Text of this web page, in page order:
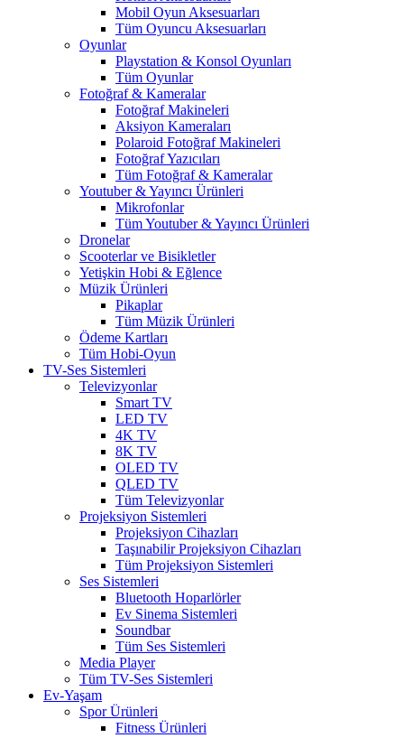
Mobil Oyun Aksesuarları
Tüm Oyuncu Aksesuarları
Oyunlar
Playstation & Konsol Oyunları
Tüm Oyunlar
Fotoğraf & Kameralar
Fotoğraf Makineleri
Aksiyon Kameraları
Polaroid Fotoğraf Makineleri
Fotoğraf Yazıcıları
Tüm Fotoğraf & Kameralar
Youtuber & Yayıncı Ürünleri
Mikrofonlar
Tüm Youtuber & Yayıncı Ürünleri
Dronelar
Scooterlar ve Bisikletler
Yetişkin Hobi & Eğlence
Müzik Ürünleri
Pikaplar
Tüm Müzik Ürünleri
Ödeme Kartları
Tüm Hobi-Oyun
TV-Ses Sistemleri
Televizyonlar
Smart TV
LED TV
4K TV
8K TV
OLED TV
QLED TV
Tüm Televizyonlar
Projeksiyon Sistemleri
Projeksiyon Cihazları
Taşınabilir Projeksiyon Cihazları
Tüm Projeksiyon Sistemleri
Ses Sistemleri
Bluetooth Hoparlörler
Ev Sinema Sistemleri
Soundbar
Tüm Ses Sistemleri
Media Player
Tüm TV-Ses Sistemleri
Ev-Yaşam
Spor Ürünleri
Fitness Ürünleri